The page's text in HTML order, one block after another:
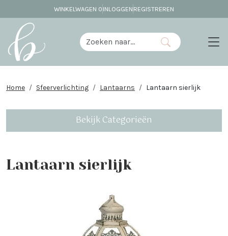
WINKELWAGEN 0 INLOGGEN REGISTREREN
Home Sfeerverlichting Lantaarns Lantaarn sierlijk
Bekijk Categorieën
Lantaarn sierlijk